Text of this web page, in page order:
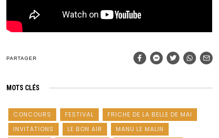
PARTAGER
MOTS CLÉS
CONCOURS FESTIVAL
FRICHE DE LA BELLE DE MAI
INVITATIONS
LE BON AIR
MANU LE MALIN